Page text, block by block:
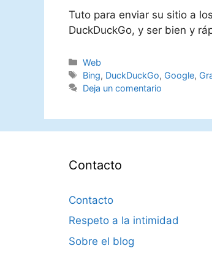
Tuto para enviar su sitio a
DuckDuckGo, y ser bien y
Categorías
Web
Etiquetas
Bing, DuckDuckGo, Google,
Deja un comentario
Contacto
Contacto
Respeto a la intimidad
Sobre el blog